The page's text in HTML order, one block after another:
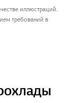
иллюстраций.
требований в